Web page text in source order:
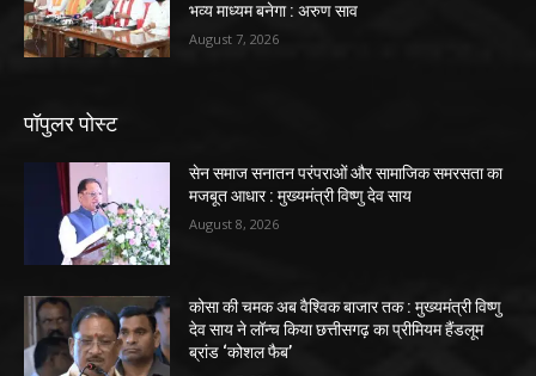
भव्य माध्यम बनेगा : अरुण साव
August 7, 2026
पॉपुलर पोस्ट
सेन समाज सनातन परंपराओं और सामाजिक समरसता का
मजबूत आधार : मुख्यमंत्री विष्णु देव साय
August 8, 2026
कोसा की चमक अब वैश्विक बाजार तक : मुख्यमंत्री विष्णु
देव साय ने लॉन्च किया छत्तीसगढ़ का प्रीमियम हैंडलूम
ब्रांड ‘कोशल फैब’